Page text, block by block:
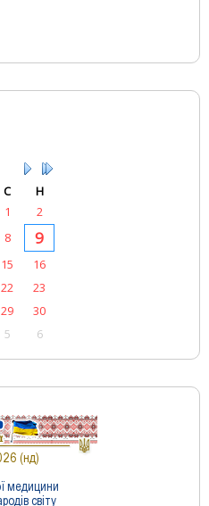
С
Н
1
2
8 9
15
16
22
23
29
30
5 6